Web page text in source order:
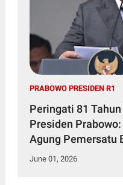
PRABOWO PRESIDEN R1
Peringati 81
Presiden
Agung Pemersatu
June 01, 2026